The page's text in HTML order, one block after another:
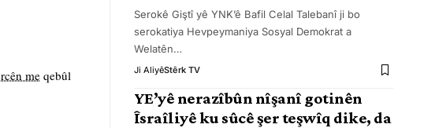
meqebûl
Serokê Giştî yê YNK’ê Bafil Celal Talebanî ji bo
serokatiya Hevpeymaniya Sosyal Demokrat a
Welatên…
Ji AliyêStêrk TV
YE’yê nerazîbûn nîşanî gotinên
Îsraîliyê ku sûcê şer teşwîq dike, da